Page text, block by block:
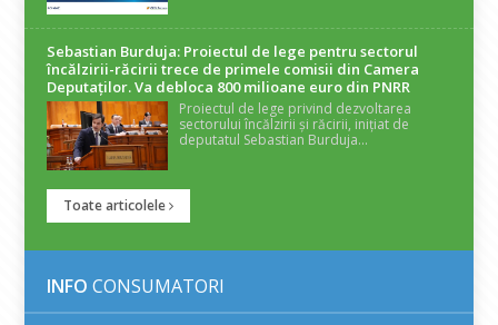
Sebastian Burduja: Proiectul de lege pentru sectorul
încălzirii-răcirii trece de primele comisii din Camera
Deputaților. Va debloca 800 milioane euro din PNRR
Proiectul de lege privind dezvoltarea
sectorului încălzirii și răcirii, inițiat de
deputatul Sebastian Burduja...
Toate articolele
INFO CONSUMATORI